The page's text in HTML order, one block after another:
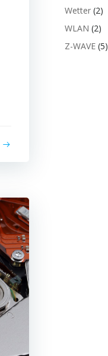
Wetter (2)
WLAN (2)
Z-WAVE (5)